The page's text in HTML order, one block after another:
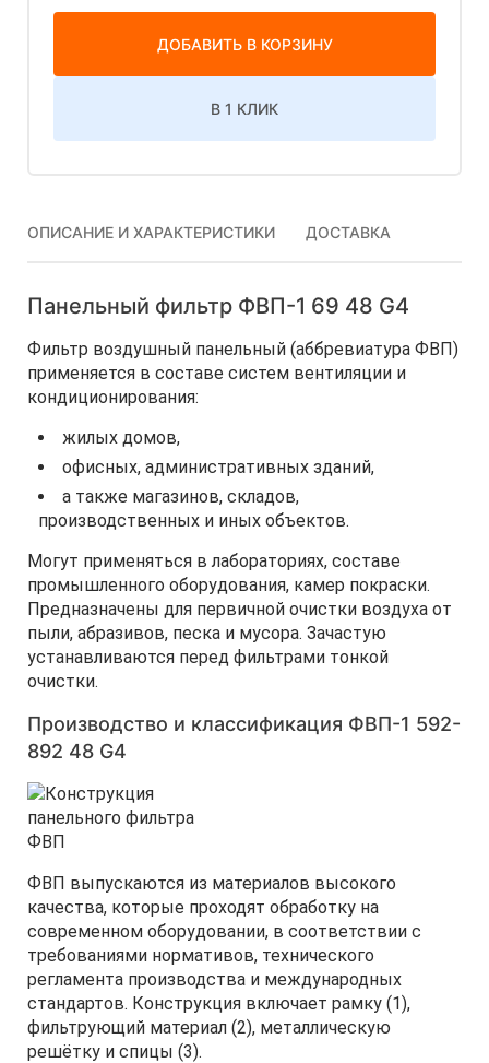
ДОБАВИТЬ В КОРЗИНУ
В 1 КЛИК
ОПИСАНИЕ И ХАРАКТЕРИСТИКИ ДОСТАВКА
Панельный фильтр ФВП-1 69 48 G4
Фильтр воздушный панельный (аббревиатура ФВП)
применяется в составе систем вентиляции и
кондиционирования:
жилых домов,
офисных, административных зданий,
а также магазинов, складов,
производственных и иных объектов.
Могут применяться в лабораториях, составе
промышленного оборудования, камер покраски.
Предназначены для первичной очистки воздуха от
пыли, абразивов, песка и мусора. Зачастую
устанавливаются перед фильтрами тонкой
очистки.
Производство и классификация ФВП-1 592-
892 48 G4
ФВП выпускаются из материалов высокого
качества, которые проходят обработку на
современном оборудовании, в соответствии с
требованиями нормативов, технического
регламента производства и международных
стандартов. Конструкция включает рамку (1),
фильтрующий материал (2), металлическую
решётку и спицы (3).